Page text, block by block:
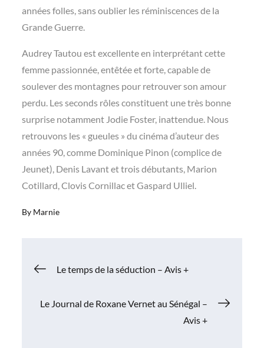
années folles, sans oublier les réminiscences de la
Grande Guerre.
Audrey Tautou est excellente en interprétant cette
femme passionnée, entêtée et forte, capable de
soulever des montagnes pour retrouver son amour
perdu. Les seconds rôles constituent une très bonne
surprise notamment Jodie Foster, inattendue. Nous
retrouvons les « gueules » du cinéma d’auteur des
années 90, comme Dominique Pinon (complice de
Jeunet), Denis Lavant et trois débutants, Marion
Cotillard, Clovis Cornillac et Gaspard Ulliel.
By Marnie
Navigation
de
Le temps de la séduction – Avis +
Le Journal de Roxane Vernet au Sénégal –
Avis +